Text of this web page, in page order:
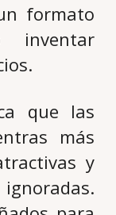
formato
inventar
que las
más
y